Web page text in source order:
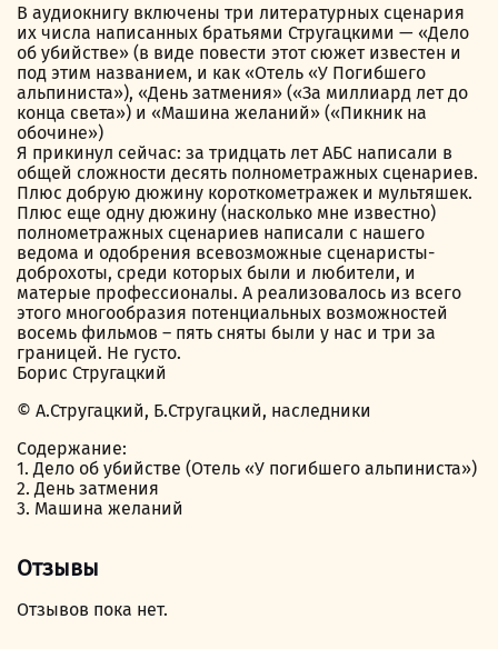
В аудиокнигу включены три литературных сценария
их числа написанных братьями Стругацкими — «Дело
об убийстве» (в виде повести этот сюжет известен и
под этим названием, и как «Отель «У Погибшего
альпиниста»), «День затмения» («За миллиард лет до
конца света») и «Машина желаний» («Пикник на
обочине»)
Я прикинул сейчас: за тридцать лет АБС написали в
общей сложности десять полнометражных сценариев.
Плюс добрую дюжину короткометражек и мультяшек.
Плюс еще одну дюжину (насколько мне известно)
полнометражных сценариев написали с нашего
ведома и одобрения всевозможные сценаристы-
доброхоты, среди которых были и любители, и
матерые профессионалы. А реализовалось из всего
этого многообразия потенциальных возможностей
восемь фильмов – пять сняты были у нас и три за
границей. Не густо.
Борис Стругацкий
© А.Стругацкий, Б.Стругацкий, наследники
Содержание:
1. Дело об убийстве (Отель «У погибшего альпиниста»)
2. День затмения
3. Машина желаний
Отзывы
Отзывов пока нет.